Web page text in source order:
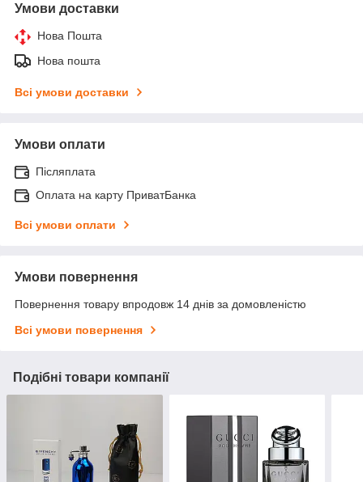
Умови доставки
Нова Пошта
Нова пошта
Всі умови доставки
Умови оплати
Післяплата
Оплата на карту ПриватБанка
Всі умови оплати
Умови повернення
Повернення товару впродовж 14 днів за домовленістю
Всі умови повернення
Подібні товари компанії